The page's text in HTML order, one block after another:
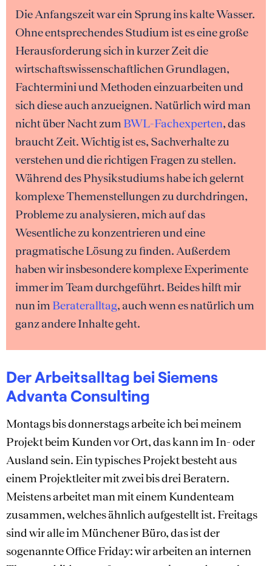
Die Anfangszeit war ein Sprung ins kalte Wasser.
Ohne entsprechendes Studium ist es eine große
Herausforderung sich in kurzer Zeit die
wirtschaftswissenschaftlichen Grundlagen,
Fachtermini und Methoden einzuarbeiten und
sich diese auch anzueignen. Natürlich wird man
nicht über Nacht zum BWL-Fachexperten, das
braucht Zeit. Wichtig ist es, Sachverhalte zu
verstehen und die richtigen Fragen zu stellen.
Während des Physikstudiums habe ich gelernt
komplexe Themenstellungen zu durchdringen,
Probleme zu analysieren, mich auf das
Wesentliche zu konzentrieren und eine
pragmatische Lösung zu finden. Außerdem
haben wir insbesondere komplexe Experimente
immer im Team durchgeführt. Beides hilft mir
nun im Berateralltag, auch wenn es natürlich um
ganz andere Inhalte geht.
Der Arbeitsalltag bei Siemens
Advanta Consulting
Montags bis donnerstags arbeite ich bei meinem
Projekt beim Kunden vor Ort, das kann im In- oder
Ausland sein. Ein typisches Projekt besteht aus
einem Projektleiter mit zwei bis drei Beratern.
Meistens arbeitet man mit einem Kundenteam
zusammen, welches ähnlich aufgestellt ist. Freitags
sind wir alle im Münchener Büro, das ist der
sogenannte Office Friday: wir arbeiten an internen